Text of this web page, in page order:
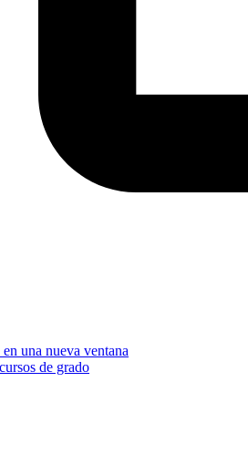
una nueva ventana
de grado